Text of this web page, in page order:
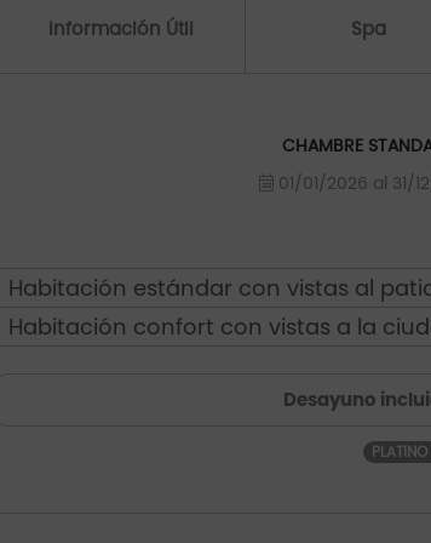
Información Útil Spa
CHAMBRE
01/01/2026 al 31/
Habitación estándar con vistas al
Habitación confort con vistas a la
Desayuno